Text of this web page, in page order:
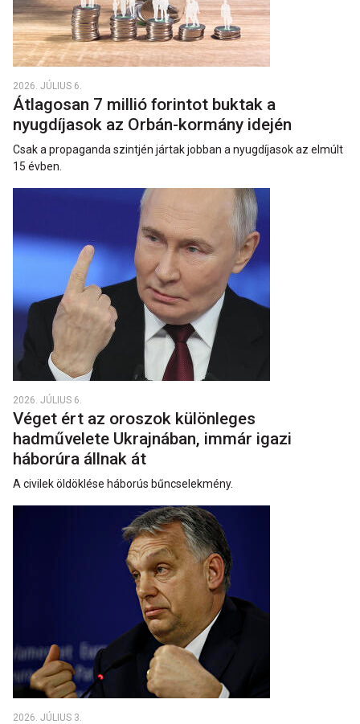
2026. JÚLIUS 6.
Átlagosan 7 millió forintot buktak a
nyugdíjasok az Orbán-kormány idején
Csak a propaganda szintjén jártak jobban a nyugdíjasok az elmúlt
15 évben.
2026. JÚLIUS 6.
Véget ért az oroszok különleges
hadművelete Ukrajnában, immár igazi
háborúra állnak át
A civilek öldöklése háborús bűncselekmény.
2026. JÚLIUS 3.